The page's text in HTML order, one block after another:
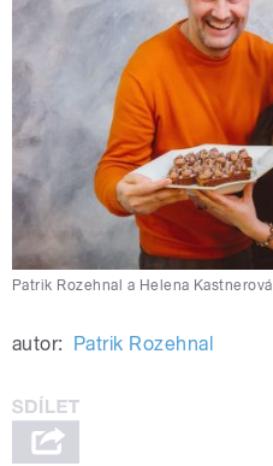
Patrik Rozehnal a Helena Kastnerová
autor: Patrik Rozehnal